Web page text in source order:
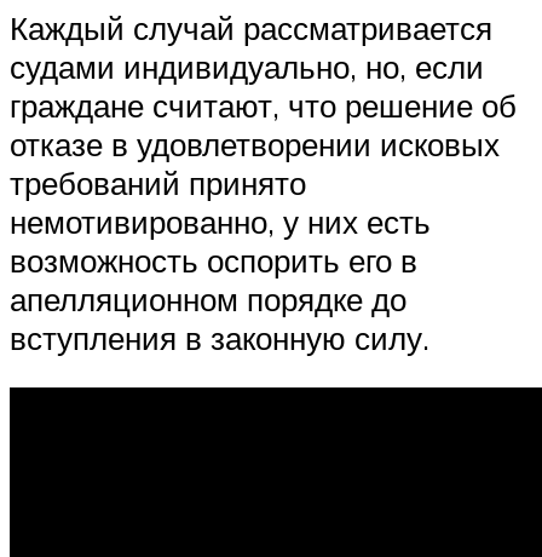
Каждый случай рассматривается
судами индивидуально, но, если
граждане считают, что решение об
отказе в удовлетворении исковых
требований принято
немотивированно, у них есть
возможность оспорить его в
апелляционном порядке до
вступления в законную силу.